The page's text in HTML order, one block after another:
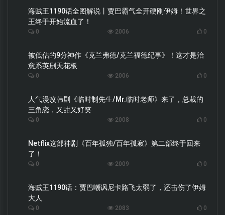
海贼王1190话全图解说丨贾巴霸气全开硬刚伊姆！世界之
王终于开始流血了！
0 2006 0
被低估的9分神作《克兰弗德/克兰福德纪事》！这才是治
愈系英剧天花板
0 2006 0
人气漫改韩剧《临时制先生/Mr.临时老师》来了，总裁的
三角恋，又甜又好笑
0 2008 0
Netflix这部神剧《百年孤独/百年孤寂》第二部终于回来
了！
0 2009 0
海贼王1190话：贾巴嘲讽尼卡路飞太弱了，还击伤了伊姆
大人
0 2083 0